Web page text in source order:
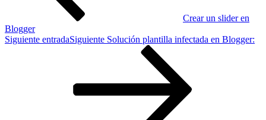
Crear un slider en
Blogger
Siguiente entradaSiguiente Solución plantilla infectada en Blogger: